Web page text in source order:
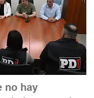
no hay